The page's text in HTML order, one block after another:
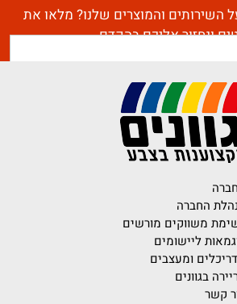
השירותים והמוצרים שלנו? מלאו את
ונחזור אליכם בהקדם
החברה
משווקים מורשים
ליישומים
ומעצבים
בגוונים
קשר